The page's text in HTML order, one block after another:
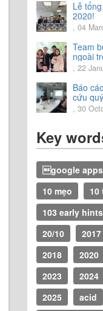
Lễ
2020!
, 04
Team
ngoài
trải
vời.
, 22
Báo
cứu
2020
, 30
Key
google
10 mẹo
10
103 early hints
20/10
2017
2018
2020
2023
2024
2025
acid